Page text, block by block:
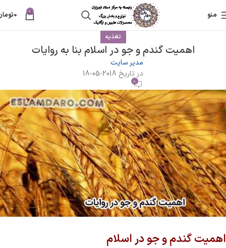
منو 0
0
تغذیه
اهمیت گندم و جو در اسلام بنا به روایات
مدیر سایت
در تاریخ 2018-05-18
0
اهمیت گندم و جو در اسلام